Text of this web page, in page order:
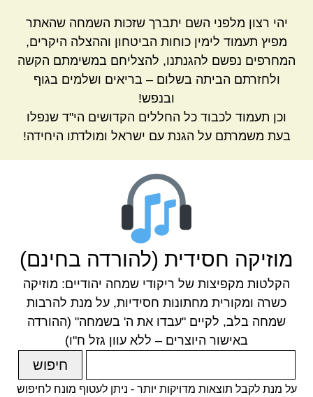
יהי רצון מלפני השם יתברך שזכות השמחה שהאתר
מפיץ תעמוד לימין כוחות הביטחון וההצלה היקרים,
המחרפים נפשם להגנתנו, להצליחם במשימתם הקשה
ולחזרתם הביתה בשלום – בריאים ושלמים בגוף
ובנפש!
וכן תעמוד לכבוד כל החללים הקדושים הי"ד שנפלו
בעת משמרתם על הגנת עם ישראל ומולדתו היחידה!
מוזיקה חסידית (להורדה בחינם)
הקלטות מקפיצות של ריקודי שמחה יהודיים: מוזיקה
כשרה ומקורית מחתונות חסידיות, על מנת להרבות
שמחה בלב, לקיים "עבדו את ה' בשמחה" (ההורדה
באישור היוצרים – ללא עוון גזל ח"ו)
על מנת לקבל תוצאות מדויקות יותר - ניתן לעטוף מונח לחיפוש